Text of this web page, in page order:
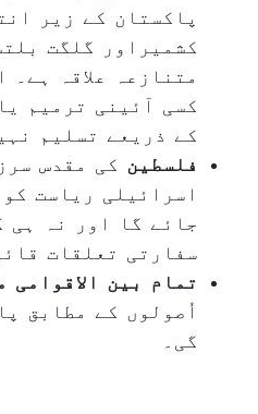
پاکستان کے زیر
کشمیراور گلگت
متنازعہ علاقہ ہے۔
کسی آئینی ترمیم
کے ذریعے تسلیم
فلسطین کی مقدس
اسرائیلی ریاست
جائے گا اور نہ ہی
سفارتی تعلقات
تمام بین الاقوامی
اُصولوں کے مطابق
گی۔